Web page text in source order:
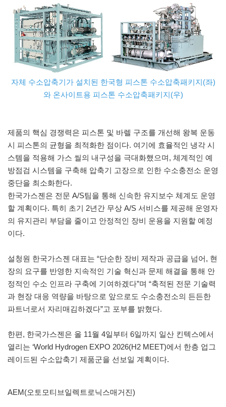
자체 수소압축기가 설치된 한국형 피스톤 수소압축패키지(좌)
와 온사이트용 피스톤 수소압축패키지(우)
제품의 핵심 경쟁력은 피스톤 및 바렐 구조를 개선해 왕복 운동
시 피스톤의 균형을 최적화한 점이다. 여기에 효율적인 냉각 시
스템을 적용해 가스 씰의 내구성을 극대화했으며, 체계적인 예
방점검 시스템을 구축해 압축기 고장으로 인한 수소충전소 운영
중단을 최소화한다.
한국가스젠은 전문 A/S팀을 통해 신속한 유지보수 체계도 운영
할 계획이다. 특히 초기 2년간 무상 A/S 서비스를 제공해 운영자
의 유지관리 부담을 줄이고 안정적인 장비 운용을 지원할 예정
이다.
설청원 한국가스젠 대표는 “단순한 장비 제작과 공급을 넘어, 현
장의 요구를 반영한 지속적인 기술 혁신과 문제 해결을 통해 안
정적인 수소 인프라 구축에 기여하겠다”며 “축적된 전문 기술력
과 현장 대응 역량을 바탕으로 앞으로도 수소충전소의 든든한
파트너로서 자리매김하겠다”고 포부를 밝혔다.
한편, 한국가스젠은 올 11월 4일부터 6일까지 일산 킨텍스에서
열리는 ‘World Hydrogen EXPO 2026(H2 MEET)에서 한층 업그
레이드된 수소압축기 제품군을 선보일 계획이다.
AEM(오토모티브일렉트로닉스매거진)